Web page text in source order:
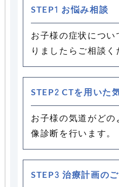
STEP1 お悩み相談
お子様の症状につい
りましたらご相談く
STEP2 CTを用いた
お子様の気道がどの
像診断を行います。
STEP3 治療計画の